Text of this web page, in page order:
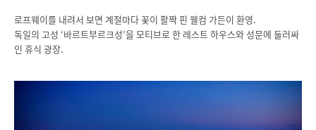
로프웨이를 내려서 보면 계절마다 꽃이 활짝 핀 웰컴 가든이 환영.
독일의 고성 ‘바르트부르크성’을 모티브로 한 레스트 하우스와 성문에 둘러싸
인 휴식 광장.